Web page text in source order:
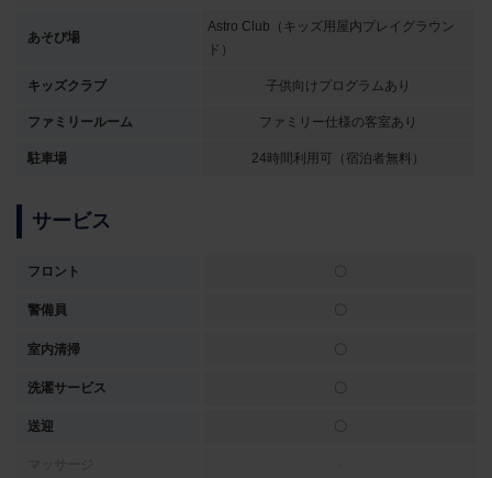
あそび場
Astro Club（キッズ用屋内プレイグラウン
ド）
キッズクラブ 子供向けプログラムあり
ファミリールーム ファミリー仕様の客室あり
駐車場 24時間利用可（宿泊者無料）
サービス
フロント 〇
警備員 〇
室内清掃
洗濯サービス
送迎 〇